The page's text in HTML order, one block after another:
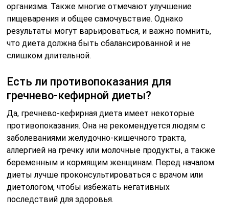
организма. Также многие отмечают улучшение
пищеварения и общее самочувствие. Однако
результаты могут варьироваться, и важно помнить,
что диета должна быть сбалансированной и не
слишком длительной.
Есть ли противопоказания для
гречнево-кефирной диеты?
Да, гречнево-кефирная диета имеет некоторые
противопоказания. Она не рекомендуется людям с
заболеваниями желудочно-кишечного тракта,
аллергией на гречку или молочные продукты, а также
беременным и кормящим женщинам. Перед началом
диеты лучше проконсультироваться с врачом или
диетологом, чтобы избежать негативных
последствий для здоровья.